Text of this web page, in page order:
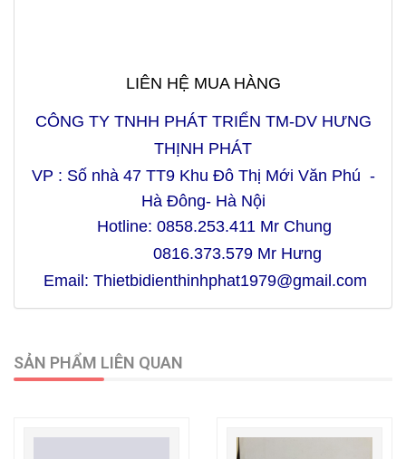
LIÊN HỆ MUA HÀNG
CÔNG TY TNHH PHÁT TRIỂN TM-DV HƯNG
THỊNH PHÁT
VP : Số nhà 47 TT9 Khu Đô Thị Mới Văn Phú -
Hà Đông- Hà Nội
Hotline: 0858.253.411 Mr Chung
0816.373.579 Mr Hưng
Email: Thietbidienthinhphat1979@gmail.com
SẢN PHẨM LIÊN QUAN